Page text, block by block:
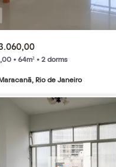
• 64m² • 2 dorms
Rio de Janeiro